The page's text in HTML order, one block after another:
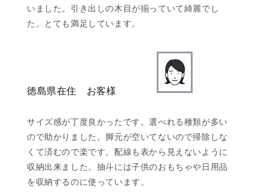
いました。引き出しの木目が揃っていて綺麗でし
た。とても満足しています。
徳島県在住 お客様
サイズ感が丁度良かったです。選べれる種類が多い
ので助かりました。脚元が空いてないので掃除しな
くて済むので楽です。配線も表から見えないように
収納出来ました。抽斗には子供のおもちゃや日用品
を収納するのに使っています。